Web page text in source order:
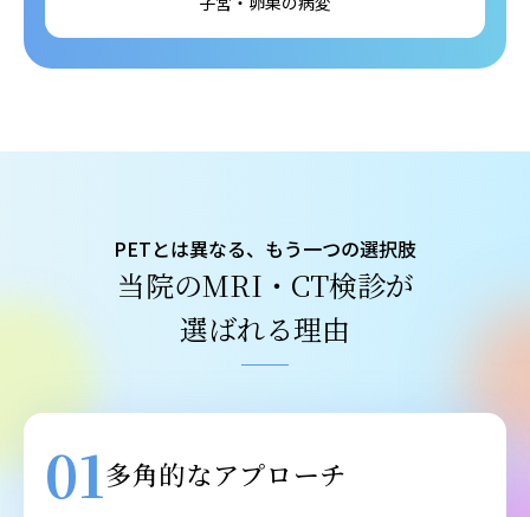
PETとは異なる、もう一つの選択肢
当院のMRI・CT検診が
選ばれる理由
01多角的なアプローチ